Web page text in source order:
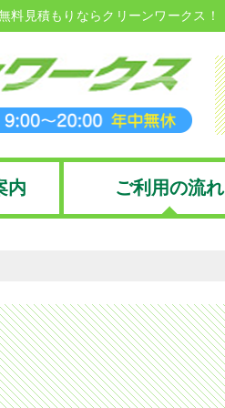
料見積もりならクリーンワークス！
内 ご利用の流れ